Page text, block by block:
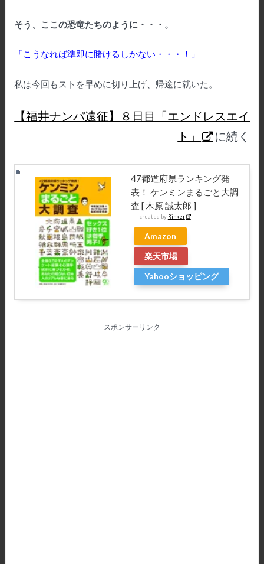
そう、ここの恐竜たちのように・・・。
「こうなれば準即に賭けるしかない・・・！」
私は今回もストを早めに切り上げ、帰途に就いた。
【福井ナンパ遠征】８日目「エンドレスエイ
ト」
に続く
47都道府県ランキング発
表！ ケンミンまるごと大調
査 [ 木原 誠太郎 ]
created by Rinker
Amazon
楽天市場
Yahooショッピング
スポンサーリンク